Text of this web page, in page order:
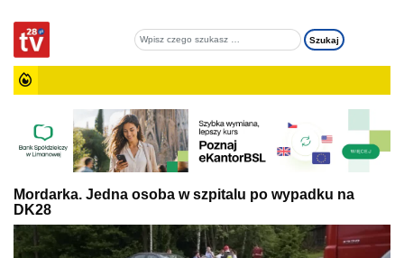
Mordarka. Jedna osoba w szpitalu po wypadku na
DK28